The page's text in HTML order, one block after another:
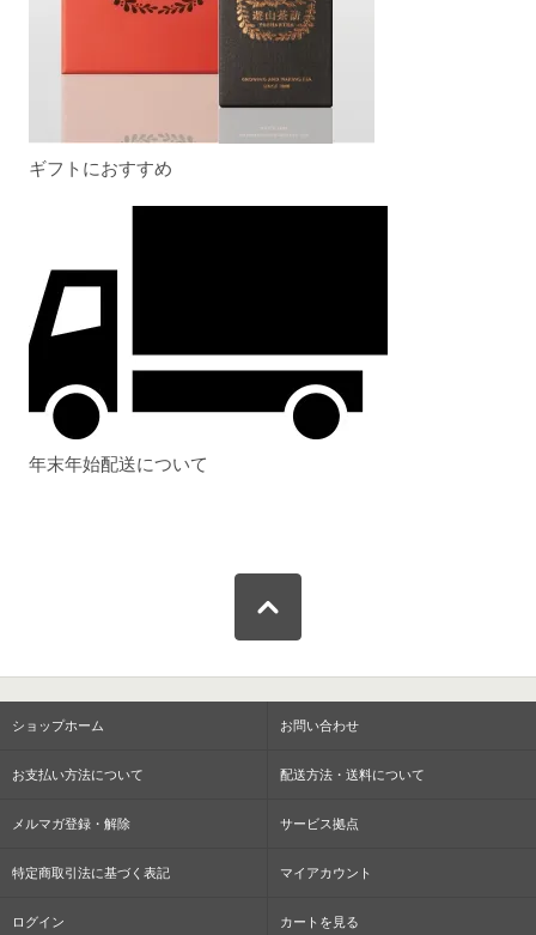
ギフトにおすすめ
年末年始配送について
ショップホーム お問い合わせ
お支払い方法について 配送方法・送料について
メルマガ登録・解除 サービス拠点
特定商取引法に基づく表記 マイアカウント
ログイン カートを見る